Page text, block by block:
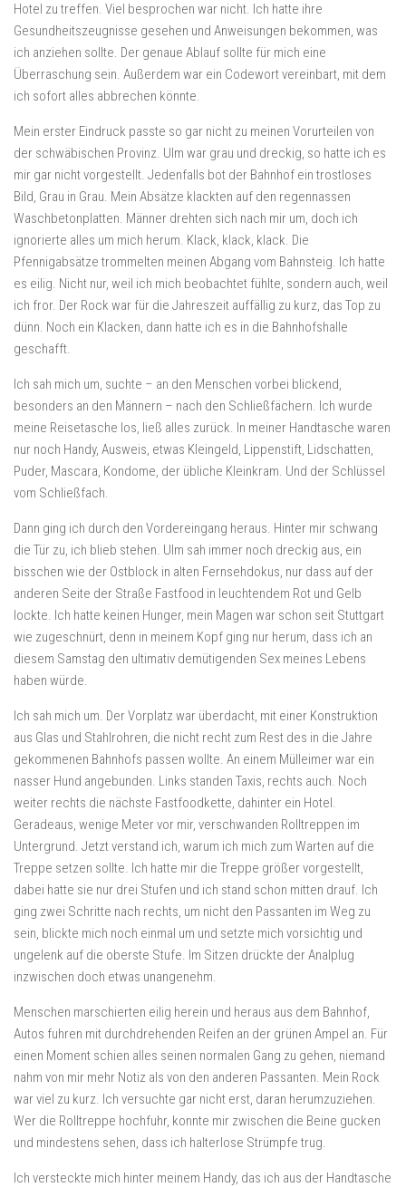
Hotel zu treffen. Viel besprochen war nicht. Ich hatte ihre
Gesundheitszeugnisse gesehen und Anweisungen bekommen, was
ich anziehen sollte. Der genaue Ablauf sollte für mich eine
Überraschung sein. Außerdem war ein Codewort vereinbart, mit dem
ich sofort alles abbrechen könnte.
Mein erster Eindruck passte so gar nicht zu meinen Vorurteilen von
der schwäbischen Provinz. Ulm war grau und dreckig, so hatte ich es
mir gar nicht vorgestellt. Jedenfalls bot der Bahnhof ein trostloses
Bild, Grau in Grau. Mein Absätze klackten auf den regennassen
Waschbetonplatten. Männer drehten sich nach mir um, doch ich
ignorierte alles um mich herum. Klack, klack, klack. Die
Pfennigabsätze trommelten meinen Abgang vom Bahnsteig. Ich hatte
es eilig. Nicht nur, weil ich mich beobachtet fühlte, sondern auch, weil
ich fror. Der Rock war für die Jahreszeit auffällig zu kurz, das Top zu
dünn. Noch ein Klacken, dann hatte ich es in die Bahnhofshalle
geschafft.
Ich sah mich um, suchte – an den Menschen vorbei blickend,
besonders an den Männern – nach den Schließfächern. Ich wurde
meine Reisetasche los, ließ alles zurück. In meiner Handtasche waren
nur noch Handy, Ausweis, etwas Kleingeld, Lippenstift, Lidschatten,
Puder, Mascara, Kondome, der übliche Kleinkram. Und der Schlüssel
vom Schließfach.
Dann ging ich durch den Vordereingang heraus. Hinter mir schwang
die Tür zu, ich blieb stehen. Ulm sah immer noch dreckig aus, ein
bisschen wie der Ostblock in alten Fernsehdokus, nur dass auf der
anderen Seite der Straße Fastfood in leuchtendem Rot und Gelb
lockte. Ich hatte keinen Hunger, mein Magen war schon seit Stuttgart
wie zugeschnürt, denn in meinem Kopf ging nur herum, dass ich an
diesem Samstag den ultimativ demütigenden Sex meines Lebens
haben würde.
Ich sah mich um. Der Vorplatz war überdacht, mit einer Konstruktion
aus Glas und Stahlrohren, die nicht recht zum Rest des in die Jahre
gekommenen Bahnhofs passen wollte. An einem Mülleimer war ein
nasser Hund angebunden. Links standen Taxis, rechts auch. Noch
weiter rechts die nächste Fastfoodkette, dahinter ein Hotel.
Geradeaus, wenige Meter vor mir, verschwanden Rolltreppen im
Untergrund. Jetzt verstand ich, warum ich mich zum Warten auf die
Treppe setzen sollte. Ich hatte mir die Treppe größer vorgestellt,
dabei hatte sie nur drei Stufen und ich stand schon mitten drauf. Ich
ging zwei Schritte nach rechts, um nicht den Passanten im Weg zu
sein, blickte mich noch einmal um und setzte mich vorsichtig und
ungelenk auf die oberste Stufe. Im Sitzen drückte der Analplug
inzwischen doch etwas unangenehm.
Menschen marschierten eilig herein und heraus aus dem Bahnhof,
Autos fuhren mit durchdrehenden Reifen an der grünen Ampel an. Für
einen Moment schien alles seinen normalen Gang zu gehen, niemand
nahm von mir mehr Notiz als von den anderen Passanten. Mein Rock
war viel zu kurz. Ich versuchte gar nicht erst, daran herumzuziehen.
Wer die Rolltreppe hochfuhr, konnte mir zwischen die Beine gucken
und mindestens sehen, dass ich halterlose Strümpfe trug.
Ich versteckte mich hinter meinem Handy, das ich aus der Handtasche